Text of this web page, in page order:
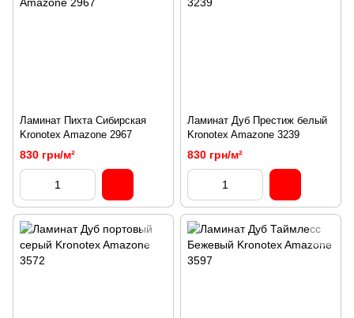
Ламинат Пихта Сибирская
Kronotex Amazone 2967
830 грн/м²
Ламинат Дуб Престиж белый
Kronotex Amazone 3239
830 грн/м²